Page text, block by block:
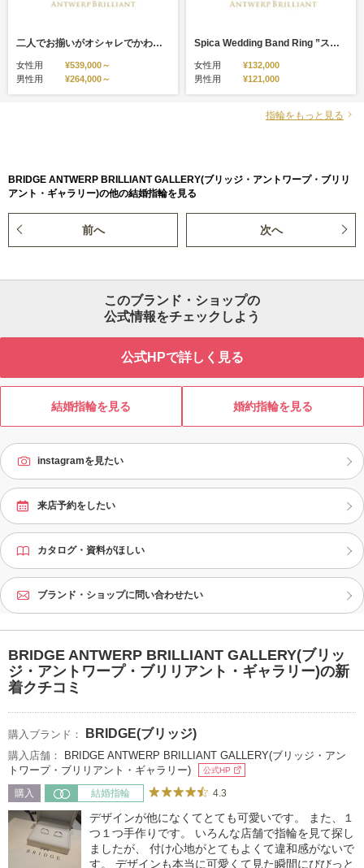
二人でお揃いがオシャレでかわいいプリンセスカットのエタニティリング Star Ray（結婚指輪）
女性用
¥539,000～
男性用
¥264,000～
Spica Wedding Band Ring ”スピカ”ウエディングバンド リング
女性用
¥132,000
男性用
¥121,000
指輪をもっと見る
BRIDGE ANTWERP BRILLIANT GALLERY(ブリッジ・アントワープ・ブリリ
アント・ギャラリー)の他の結婚指輪を見る
前へ 次へ
このブランド・ショップの
公式情報をチェックしよう
公式HPで詳しく見る
結婚指輪を見る 婚約指輪を見る
instagramを見たい
来店予約をしたい
カタログ・資料がほしい
ブランド・ショップに問い合わせたい
BRIDGE ANTWERP BRILLIANT GALLERY(ブリッ
ジ・アントワープ・ブリリアント・ギャラリー)の新
着クチコミ
購入ブランド： BRIDGE(ブリッジ)
購入店舗：
BRIDGE ANTWERP BRILLIANT GALLERY(ブリッジ・アン
トワープ・ブリリアント・ギャラリー)
公式HP
購入 結婚指輪 4.3
デザインが他になくてとても可愛いです。 また、１
つ１つ手作りです。 いろんな店舗で指輪を見て探し
ましたが、 付け心地がとてもよくて違和感がないで
す。 デザインも本当に可愛くて見た瞬間にびびっと